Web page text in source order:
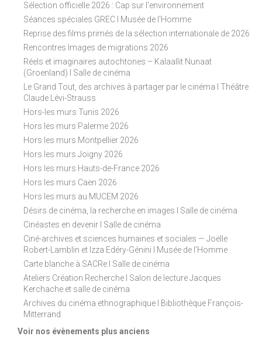
Sélection officielle 2026 : Cap sur l'environnement
Séances spéciales GREC I Musée de l'Homme
Reprise des films primés de la sélection internationale de 2026
Rencontres Images de migrations 2026
Réels et imaginaires autochtones – Kalaallit Nunaat
(Groenland) I Salle de cinéma
Le Grand Tout, des archives à partager par le cinéma I Théâtre
Claude Lévi-Strauss
Hors-les murs Tunis 2026
Hors les murs Palerme 2026
Hors les murs Montpellier 2026
Hors les murs Joigny 2026
Hors les murs Hauts-de-France 2026
Hors les murs Caen 2026
Hors les murs au MUCEM 2026
Désirs de cinéma, la recherche en images I Salle de cinéma
Cinéastes en devenir I Salle de cinéma
Ciné-archives et sciences humaines et sociales — Joëlle
Robert-Lamblin et Izza Edéry-Génini I Musée de l'Homme
Carte blanche à SACRe I Salle de cinéma
Ateliers Création Recherche I Salon de lecture Jacques
Kerchache et salle de cinéma
Archives du cinéma ethnographique I Bibliothèque François-
Mitterrand
Voir nos évènements plus anciens